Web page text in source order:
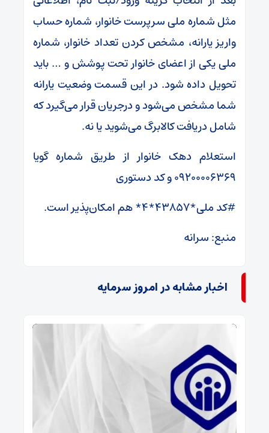
مثل شماره ملی سرپرست خانوار، شماره حساب
واریز یارانه، مشخص کردن تعداد خانوار، شماره
ملی یکی از اعضای خانوار تحت پوشش و … باید
تحویل داده شود. در این قسمت وضعیت یارانه
شما مشخص می‌شود و درجریان قرار می‌گیرد که
شامل دریافت کالابرگ می‌شوید یا نه.
استعلام دهک خانوار از طریق شماره گویا
۰۹۲۰۰۰۰۶۳۶۹ و کد دستوری
#کد ملی*۴۳۸۵۷*۴* هم امکان‌پذیر است.
منبع: سرانه
اخبار مشابه در امروز سرمایه